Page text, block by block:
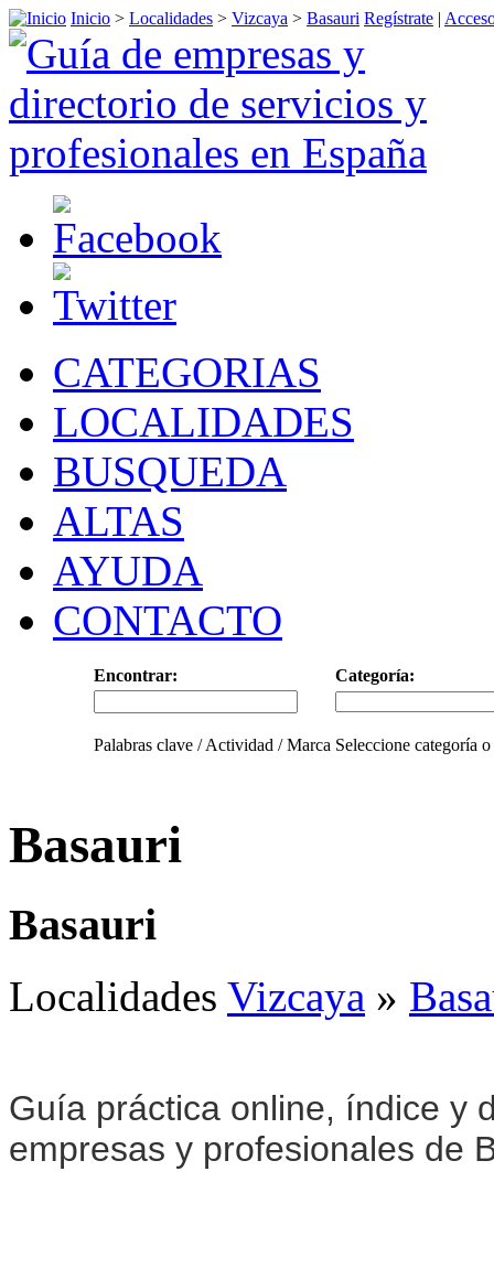
Inicio > Localidades > Vizcaya > Basauri Regístrate |
CATEGORIAS
LOCALIDADES
BUSQUEDA
ALTAS
AYUDA
CONTACTO
Encontrar: Categoría:
Palabras clave / Actividad / Marca Seleccione categoría
Basauri
Basauri
Localidades Vizcaya »
Guía práctica online, índice y
empresas y profesionales de